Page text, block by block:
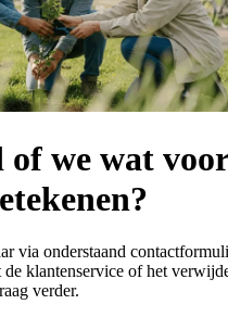
of we wat
via onderstaand
klantenservice of het
verder.